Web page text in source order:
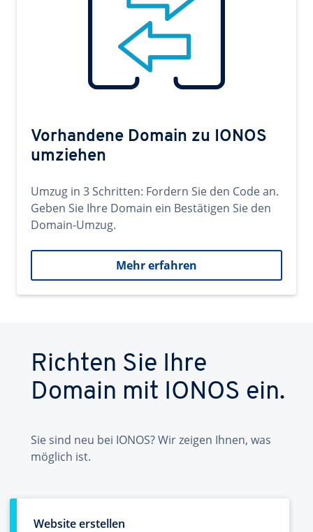
Vorhandene Domain zu IONOS
umziehen
Umzug in 3 Schritten: Fordern Sie den Code an.
Geben Sie Ihre Domain ein Bestätigen Sie den
Domain-Umzug.
Mehr erfahren
Richten Sie Ihre
Domain mit IONOS ein.
Sie sind neu bei IONOS? Wir zeigen Ihnen, was
möglich ist.
Website erstellen